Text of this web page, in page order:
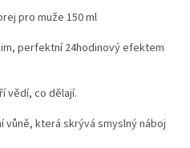
pro muže 150 ml
perfektní 24hodinový efektem
vědí, co dělají.
vůně, která skrývá smyslný náboj